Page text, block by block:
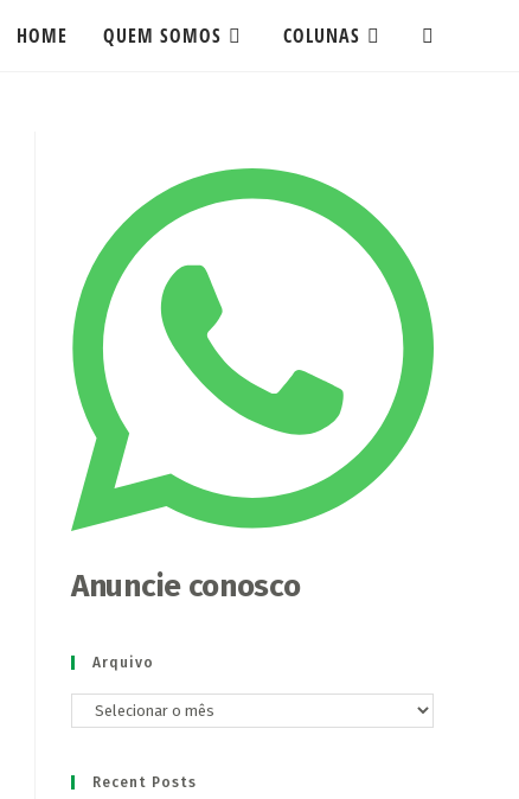
HOME QUEM SOMOS COLUNAS ALTERNAR
Anuncie conosco
Arquivo
Arquivo
Recent Posts